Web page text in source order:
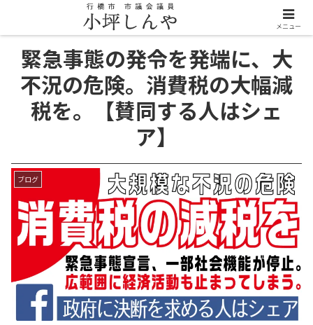
緊急事態の発令を発端に、大
不況の危険。消費税の大幅減
税を。【賛同する人はシェ
ア】
ブログ
メニュー